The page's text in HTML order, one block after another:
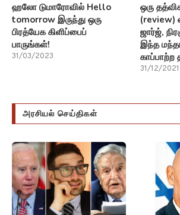
ஹலோ டுமாரோவில் Hello
tomorrow இருந்து ஒரு
பிரத்யேக கிளிப்பைப்
பாருங்கள்!
31/03/2023
ஒரு
(review)
ஜார்ஜ்,
இந்த
காப்பாற்ற
31/12/2021
அரசியல் செய்திகள்